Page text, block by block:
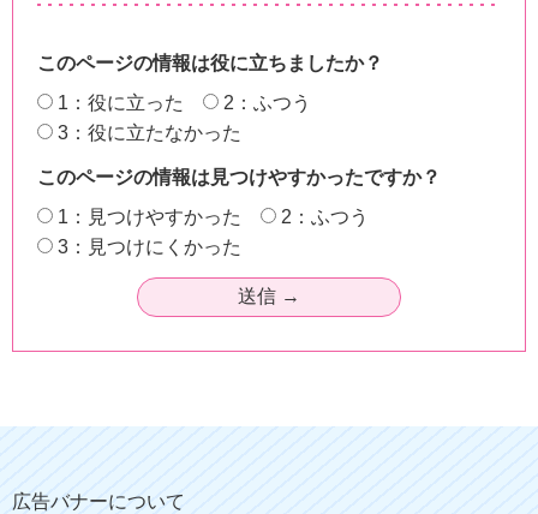
このページの情報は役に立ちましたか？
1：役に立った
2：ふつう
3：役に立たなかった
このページの情報は見つけやすかったですか？
1：見つけやすかった
2：ふつう
3：見つけにくかった
広告バナーについて